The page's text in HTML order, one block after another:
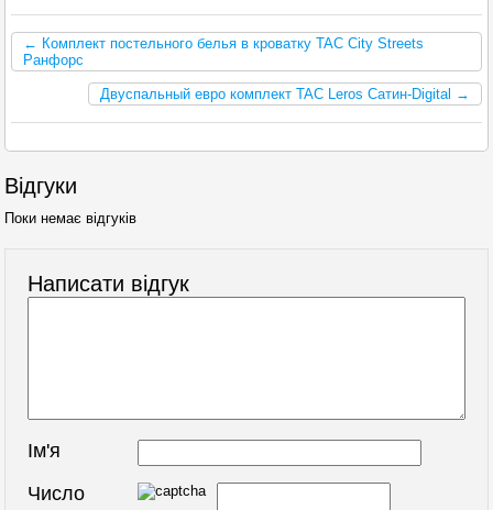
← Комплект постельного белья в кроватку TAC City Streets
Ранфорс
Двуспальный евро комплект TAC Leros Сатин-Digital →
Відгуки
Поки немає відгуків
Написати відгук
Ім'я
Число